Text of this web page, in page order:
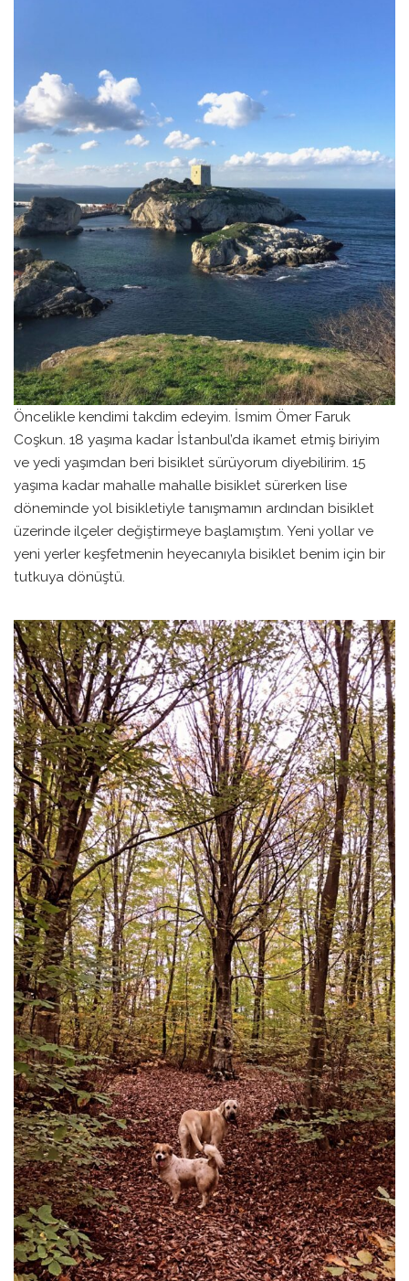
Öncelikle kendimi takdim edeyim. İsmim Ömer Faruk
Coşkun. 18 yaşıma kadar İstanbul’da ikamet etmiş biriyim
ve yedi yaşımdan beri bisiklet sürüyorum diyebilirim. 15
yaşıma kadar mahalle mahalle bisiklet sürerken lise
döneminde yol bisikletiyle tanışmamın ardından bisiklet
üzerinde ilçeler değiştirmeye başlamıştım. Yeni yollar ve
yeni yerler keşfetmenin heyecanıyla bisiklet benim için bir
tutkuya dönüştü.